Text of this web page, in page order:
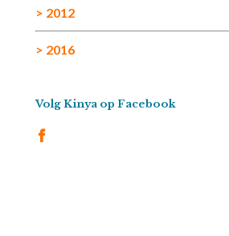
> 2012
> 2016
Volg Kinya op Facebook